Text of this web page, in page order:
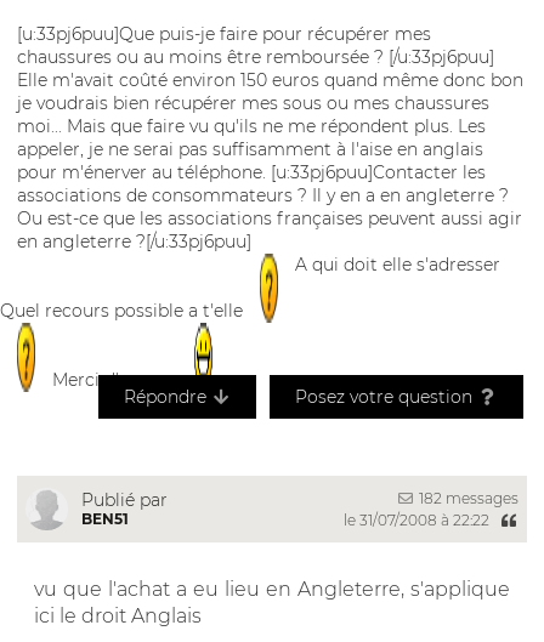
[u:33pj6puu]Que puis-je faire pour récupérer mes
chaussures ou au moins être remboursée ? [/u:33pj6puu]
Elle m'avait coûté environ 150 euros quand même donc bon
je voudrais bien récupérer mes sous ou mes chaussures
moi... Mais que faire vu qu'ils ne me répondent plus. Les
appeler, je ne serai pas suffisamment à l'aise en anglais
pour m'énerver au téléphone. [u:33pj6puu]Contacter les
associations de consommateurs ? Il y en a en angleterre ?
Ou est-ce que les associations françaises peuvent aussi agir
en angleterre ?[/u:33pj6puu]
Quel recours possible a t'elle
A qui doit elle s'adresser
Merci d'avance
Répondre Posez votre question
Publié par
BEN51
182 messages
le 31/07/2008 à 22:22
vu que l'achat a eu lieu en Angleterre, s'applique
ici le droit Anglais